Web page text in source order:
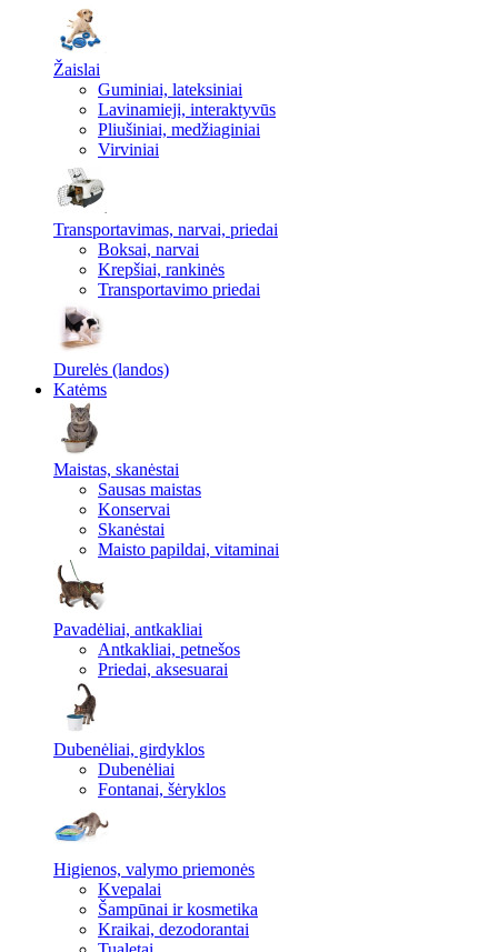
Žaislai
Guminiai, lateksiniai
Lavinamieji, interaktyvūs
Pliušiniai, medžiaginiai
Virviniai
Transportavimas, narvai, priedai
Boksai, narvai
Krepšiai, rankinės
Transportavimo priedai
Durelės (landos)
Katėms
Maistas, skanėstai
Sausas maistas
Konservai
Skanėstai
Maisto papildai, vitaminai
Pavadėliai, antkakliai
Antkakliai, petnešos
Priedai, aksesuarai
Dubenėliai, girdyklos
Dubenėliai
Fontanai, šėryklos
Higienos, valymo priemonės
Kvepalai
Šampūnai ir kosmetika
Kraikai, dezodorantai